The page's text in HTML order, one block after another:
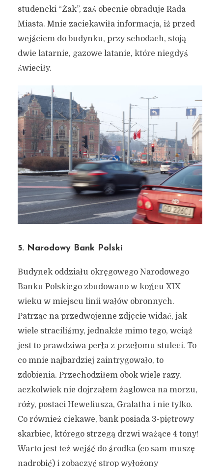
22 grudnia 2019
4 min czytania
Autor:Kamil Sulewski
studencki “Żak”, zaś obecnie obraduje Rada
Miasta. Mnie zaciekawiła informacja, iż przed
wejściem do budynku, przy schodach, stoją
dwie latarnie, gazowe latanie, które niegdyś
świeciły.
5. Narodowy Bank Polski
Budynek oddziału okręgowego Narodowego
Banku Polskiego zbudowano w końcu XIX
wieku w miejscu linii wałów obronnych.
Patrząc na przedwojenne zdjęcie widać, jak
wiele straciliśmy, jednakże mimo tego, wciąż
jest to prawdziwa perła z przełomu stuleci. To
co mnie najbardziej zaintrygowało, to
zdobienia. Przechodziłem obok wiele razy,
aczkolwiek nie dojrzałem żaglowca na morzu,
róży, postaci Heweliusza, Gralatha i nie tylko.
Co również ciekawe, bank posiada 3-piętrowy
skarbiec, którego strzegą drzwi ważące 4 tony!
Warto jest też wejść do środka (co sam muszę
nadrobić) i zobaczyć strop wyłożony